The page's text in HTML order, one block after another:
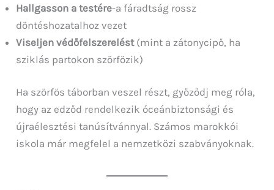
Hallgasson a testére-a fáradtság rossz
döntéshozatalhoz vezet
Viseljen védőfelszerelést(mint a zátonycipő, ha
sziklás partokon szörfözik)
Ha szörfös táborban veszel részt, győződj meg róla,
hogy az edződ rendelkezik óceánbiztonsági és
újraélesztési tanúsítvánnyal. Számos marokkói
iskola már megfelel a nemzetközi szabványoknak.